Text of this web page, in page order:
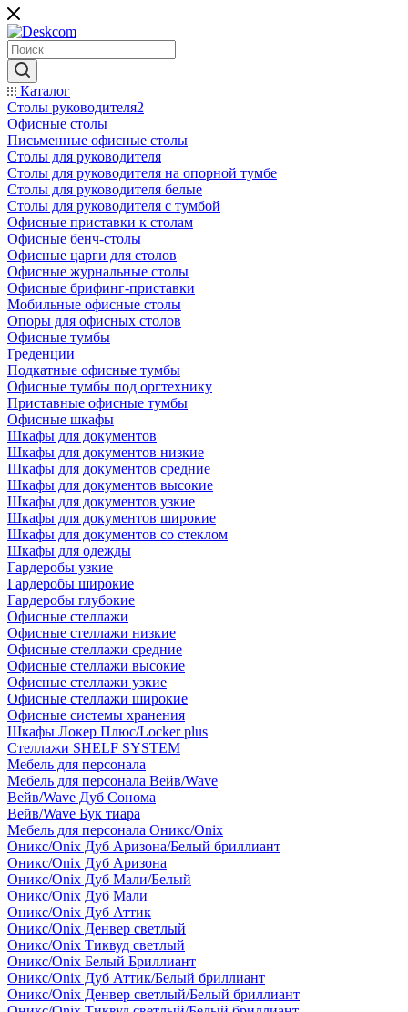
Каталог
Столы руководителя2
Офисные столы
Письменные офисные столы
Столы для руководителя
Столы для руководителя на опорной тумбе
Столы для руководителя белые
Столы для руководителя с тумбой
Офисные приставки к столам
Офисные бенч-столы
Офисные царги для столов
Офисные журнальные столы
Офисные брифинг-приставки
Мобильные офисные столы
Опоры для офисных столов
Офисные тумбы
Греденции
Подкатные офисные тумбы
Офисные тумбы под оргтехнику
Приставные офисные тумбы
Офисные шкафы
Шкафы для документов
Шкафы для документов низкие
Шкафы для документов средние
Шкафы для документов высокие
Шкафы для документов узкие
Шкафы для документов широкие
Шкафы для документов со стеклом
Шкафы для одежды
Гардеробы узкие
Гардеробы широкие
Гардеробы глубокие
Офисные стеллажи
Офисные стеллажи низкие
Офисные стеллажи средние
Офисные стеллажи высокие
Офисные стеллажи узкие
Офисные стеллажи широкие
Офисные системы хранения
Шкафы Локер Плюс/Locker plus
Стеллажи SHELF SYSTEM
Мебель для персонала
Мебель для персонала Вейв/Wave
Вейв/Wave Дуб Сонома
Вейв/Wave Бук тиара
Мебель для персонала Оникс/Onix
Оникс/Onix Дуб Аризона/Белый бриллиант
Оникс/Onix Дуб Аризона
Оникс/Onix Дуб Мали/Белый
Оникс/Onix Дуб Мали
Оникс/Onix Дуб Аттик
Оникс/Onix Денвер светлый
Оникс/Onix Тиквуд светлый
Оникс/Onix Белый Бриллиант
Оникс/Onix Дуб Аттик/Белый бриллиант
Оникс/Onix Денвер светлый/Белый бриллиант